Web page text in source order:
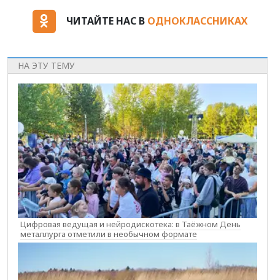
ЧИТАЙТЕ НАС В ОДНОКЛАССНИКАХ
НА ЭТУ ТЕМУ
Цифровая ведущая и нейродискотека: в Таёжном День
металлурга отметили в необычном формате